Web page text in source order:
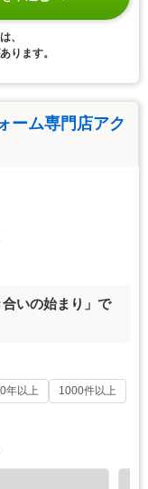
、
ります。
ーム専門店アク
合いの始まり」で
年以上
1000件以上